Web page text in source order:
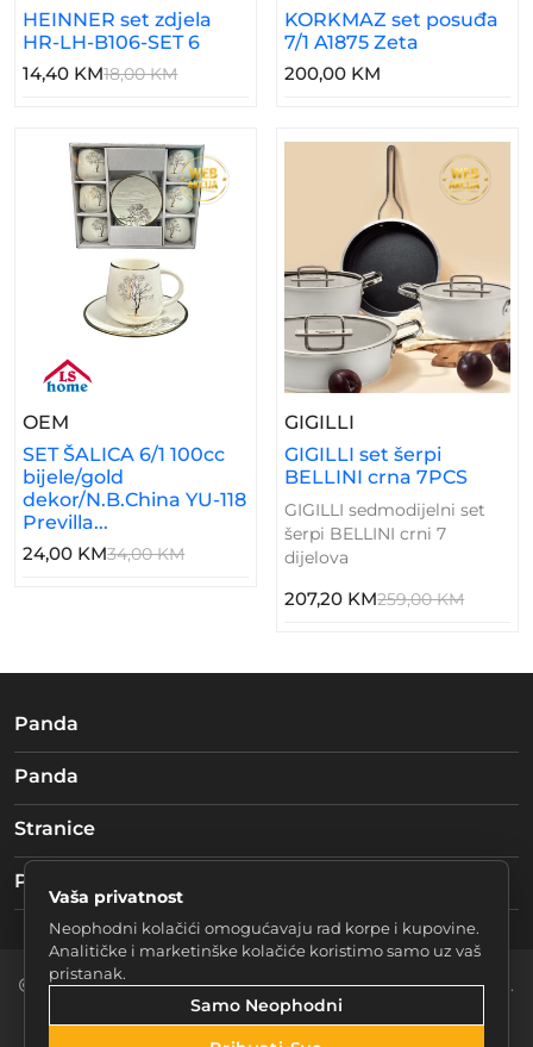
HEINNER set zdjela
HR-LH-B106-SET 6
14,40 KM18,00 KM
KORKMAZ set posuđa
7/1 A1875 Zeta
200,00 KM
OEM – SET ŠALICA 6/1 100cc Bijele/gold Dekor/
SET ŠALICA 6/1 100cc
bijele/gold
dekor/N.B.China YU-118
Previlla...
24,00 KM34,00 KM
GIGILLI
GIGILLI set šerpi
BELLINI crna 7PCS
GIGILLI sedmodijelni set
šerpi BELLINI crni 7
dijelova
207,20 KM259,00 KM
Panda
Panda
Stranice
Pratite nas
2026 Braća mučke d.o.o. Sarajevo. Sva prava zadržana.
Vaša privatnost
Neophodni kolačići omogućavaju rad korpe i kupovine.
Analitičke i marketinške kolačiće koristimo samo uz vaš
pristanak.
Samo Neophodni